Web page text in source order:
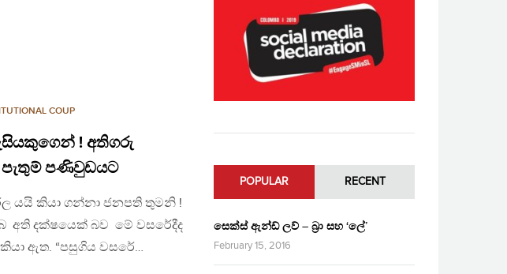
COUP
! අතිගරු
පණිවුඩයට
සරල යයි කියා ගන්නා ජනපති තුමනි !
දක්ෂයෙක් බව මේ වසරේදීද
ඇත. “පසුගිය වසරේ…
POPULAR RECENT
සෙක්ස් ඇන්ඩ් ලව් – බ්‍රා සහ ‘ලේ’
February 15, 2016